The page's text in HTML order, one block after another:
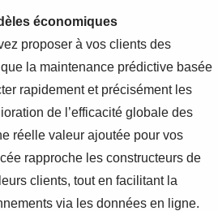
économiques
proposer à vos clients des
la maintenance prédictive basée
rapidement et précisément les
de l’efficacité globale des
réelle valeur ajoutée pour vos
rapproche les constructeurs de
clients, tout en facilitant la
via les données en ligne.